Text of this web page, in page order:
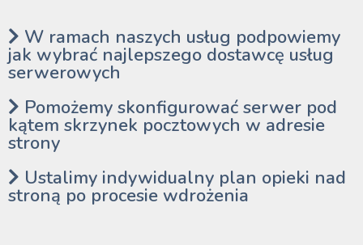
W ramach naszych usług podpowiemy
jak wybrać najlepszego dostawcę usług
serwerowych
Pomożemy skonfigurować serwer pod
kątem skrzynek pocztowych w adresie
strony
Ustalimy indywidualny plan opieki nad
stroną po procesie wdrożenia